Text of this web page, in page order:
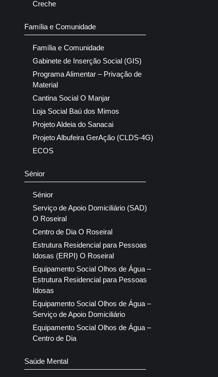
Creche
Família e Comunidade
Família e Comunidade
Gabinete de Inserção Social (GIS)
Programa Alimentar – Privação de
Material
Cantina Social O Manjar
Loja Social Baú dos Mimos
Projeto Aldeia do Sanacai
Projeto Albufeira GerAção (CLDS-4G)
ECOS
Sénior
Sénior
Serviço de Apoio Domiciliário (SAD)
O Roseiral
Centro de Dia O Roseiral
Estrutura Residencial para Pessoas
Idosas (ERPI) O Roseiral
Equipamento Social Olhos de Água –
Estrutura Residencial para Pessoas
Idosas
Equipamento Social Olhos de Água –
Serviço de Apoio Domiciliário
Equipamento Social Olhos de Água –
Centro de Dia
Saúde Mental